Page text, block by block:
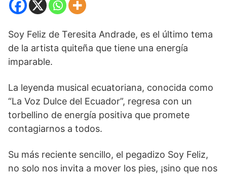
Soy Feliz de Teresita Andrade, es el último tema
de la artista quiteña que tiene una energía
imparable.
La leyenda musical ecuatoriana, conocida como
“La Voz Dulce del Ecuador”, regresa con un
torbellino de energía positiva que promete
contagiarnos a todos.
Su más reciente sencillo, el pegadizo Soy Feliz,
no solo nos invita a mover los pies, ¡sino que nos